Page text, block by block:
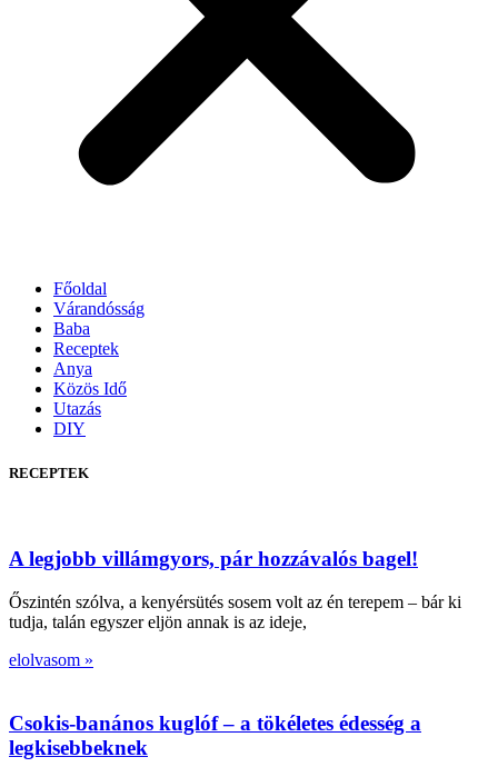
Főoldal
Várandósság
Baba
Receptek
Anya
Közös Idő
Utazás
DIY
RECEPTEK
A legjobb villámgyors, pár hozzávalós bagel!
Őszintén szólva, a kenyérsütés sosem volt az én terepem – bár ki
tudja, talán egyszer eljön annak is az ideje,
elolvasom »
Csokis-banános kuglóf – a tökéletes édesség a
legkisebbeknek